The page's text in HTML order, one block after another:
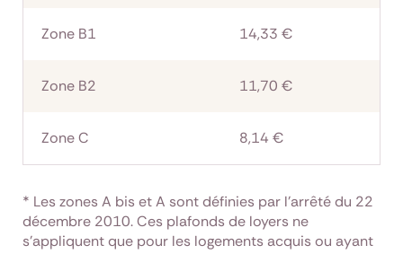
Zone B1 14,33 €
Zone B2 11,70 €
Zone C 8,14 €
* Les zones A bis et A sont définies par l'arrêté du 22
décembre 2010. Ces plafonds de loyers ne
s'appliquent que pour les logements acquis ou ayant